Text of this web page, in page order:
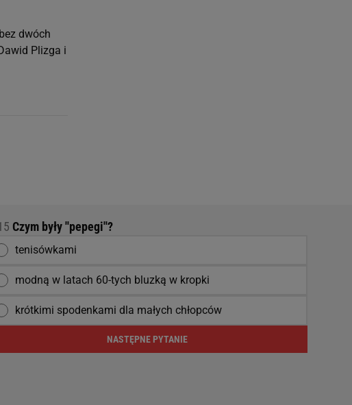
dwóch
Plizga i
Czym były ''pepegi''?
tenisówkami
modną w latach 60-tych bluzką w kropki
krótkimi spodenkami dla małych chłopców
NASTĘPNE PYTANIE